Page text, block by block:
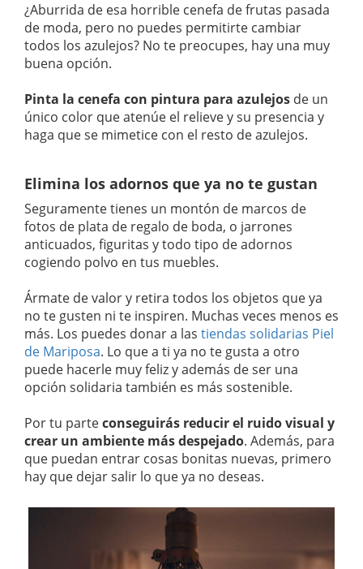
¿Aburrida de esa horrible cenefa de frutas pasada
de moda, pero no puedes permitirte cambiar
todos los azulejos? No te preocupes, hay una muy
buena opción.
Pinta la cenefa con pintura para azulejos de un
único color que atenúe el relieve y su presencia y
haga que se mimetice con el resto de azulejos.
Elimina los adornos que ya no te gustan
Seguramente tienes un montón de marcos de
fotos de plata de regalo de boda, o jarrones
anticuados, figuritas y todo tipo de adornos
cogiendo polvo en tus muebles.
Ármate de valor y retira todos los objetos que ya
no te gusten ni te inspiren. Muchas veces menos es
más. Los puedes donar a las tiendas solidarias Piel
de Mariposa. Lo que a ti ya no te gusta a otro
puede hacerle muy feliz y además de ser una
opción solidaria también es más sostenible.
Por tu parteconseguirás reducir el ruido visual y
crear un ambiente más despejado. Además, para
que puedan entrar cosas bonitas nuevas, primero
hay que dejar salir lo que ya no deseas.